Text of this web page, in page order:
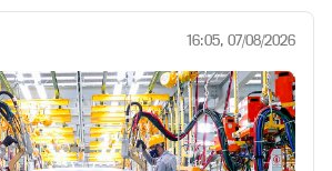
16:05, 07/08/2026